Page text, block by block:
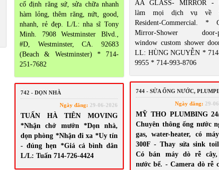
cố định răng sứ, sửa chữa nhanh
hàm lỏng, thêm răng, nứt, good,
nhanh, rẻ đẹp. L/L: nha sĩ Tony
Minh. 7908 Westminster Blvd.,
#D, Westminster, CA. 92683
(Beach & Westminster) * 714-
251-7682
AA GLASS- MIRROR -
làm mọi dịch vụ về
Resident-Commercial. *
Mirror-Shower door-
window custom shower
LL: HÙNG NGUYỄN *
9955 * 714-993-8706
744 - SỬA ỐNG NƯỚC,
Ngày đăng: 29-
MỸ THO PLUMBING
Chuyên thông ống nước
gas, water-heater, có
300F - Thay sửa sink
Có bán máy dò rễ cây,
nước bể. - Camera dò rễ
742 - DỌN NHÀ
Ngày đăng: 29-06-2026
TUẤN HÀ TIÊN MOVING
*Nhận chở mướn *Dọn nhà,
dọn phòng *Nhận đi xa *Uy tín
- đúng hẹn *Giá cả bình dân
L/L: Tuấn 714-726-4424